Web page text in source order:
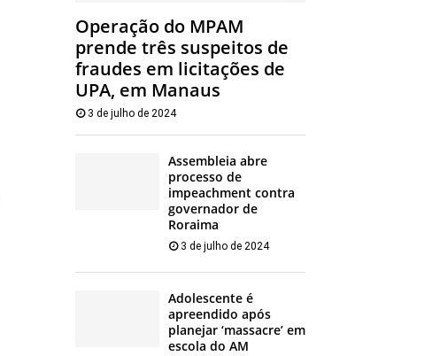
Operação do MPAM
prende três suspeitos de
fraudes em licitações de
UPA, em Manaus
3 de julho de 2024
Assembleia abre
processo de
impeachment contra
governador de
Roraima
3 de julho de 2024
Adolescente é
apreendido após
planejar ‘massacre’ em
escola do AM